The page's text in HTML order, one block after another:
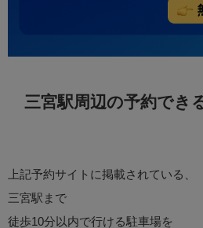
三宮駅周辺の予約でき
上記予約サイトに掲載されている、
三宮駅まで
徒歩10分以内で行ける駐車場を